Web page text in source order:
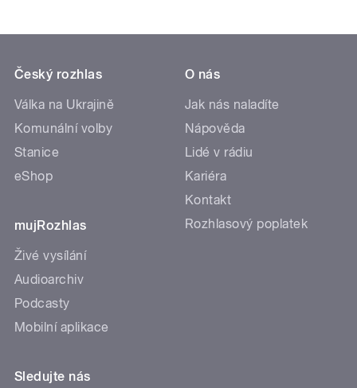
Český rozhlas
Válka na Ukrajině
Komunální volby
Stanice
eShop
mujRozhlas
Živé vysílání
Audioarchiv
Podcasty
Mobilní aplikace
O nás
Jak nás naladíte
Nápověda
Lidé v rádiu
Kariéra
Kontakt
Rozhlasový poplatek
Sledujte nás